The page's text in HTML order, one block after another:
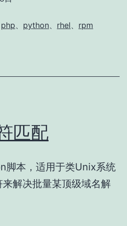
php python rhel rpm
匹配
脚本，适用于类Unix系统
解决批量某顶级域名解